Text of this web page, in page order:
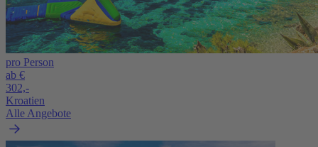
pro Person
ab €
302,-
Kroatien
Alle Angebote